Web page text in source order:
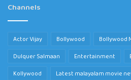
Channels
Actor Vijay Bollywood Bollywood
Dulquer Salmaan
Entertainment
Kollywood
Latest malayalam movie